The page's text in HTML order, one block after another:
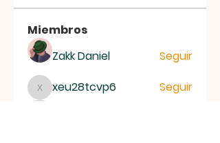
Miembros
Zakk Daniel
Seguir
xeu28tcvp6
xeu28tcvp6 Seguir